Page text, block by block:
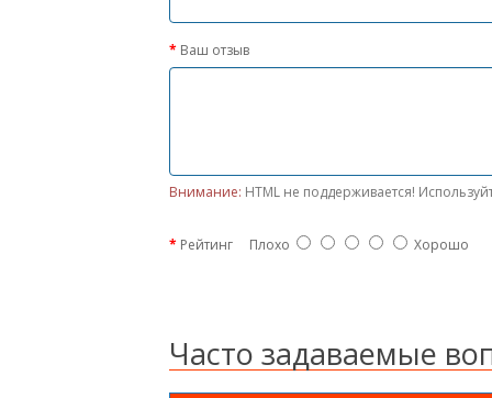
Ваш отзыв
Внимание: HTML не поддерживается!
Рейтинг Плохо Хорошо
Часто задаваемые